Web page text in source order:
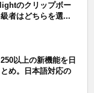
のクリップボー
者はどちらを選...
以上の新機能を日
め。日本語対応の